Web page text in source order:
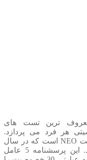
ترین
تست های
هر فرد می پردازد.
جانشین تست NEO است كه در سال
تهیه شده بود. این پرسشنامه 5 عامل